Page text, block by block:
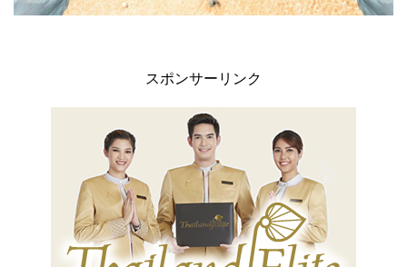
スポンサーリンク